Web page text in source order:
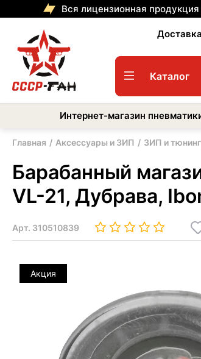
Вся лицензионная
Доставка
Каталог
Интернет-магазин
Главная Аксессуары и ЗИП ЗИП и тюнинг
Барабанный
VL-21, Дубрава,
Арт. 310510839
Акция